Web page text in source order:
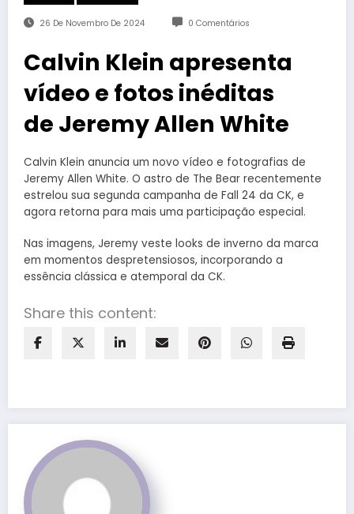
26 De Novembro De 2024 0 Comentários
Calvin Klein apresenta
vídeo e fotos inéditas
de Jeremy Allen White
Calvin Klein anuncia um novo vídeo e fotografias de
Jeremy Allen White. O astro de The Bear recentemente
estrelou sua segunda campanha de Fall 24 da CK, e
agora retorna para mais uma participação especial.
Nas imagens, Jeremy veste looks de inverno da marca
em momentos despretensiosos, incorporando a
essência clássica e atemporal da CK.
Share this content: